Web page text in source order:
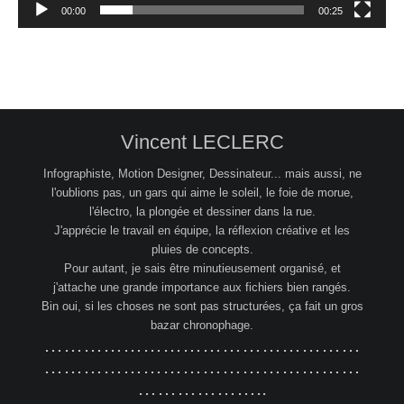
00:00 00:25
Vincent LECLERC
Infographiste, Motion Designer, Dessinateur... mais aussi, ne
l'oublions pas, un gars qui aime le soleil, le foie de morue,
l'électro, la plongée et dessiner dans la rue.
J'apprécie le travail en équipe, la réflexion créative et les
pluies de concepts.
Pour autant, je sais être minutieusement organisé, et
j'attache une grande importance aux fichiers bien rangés.
Bin oui, si les choses ne sont pas structurées, ça fait un gros
bazar chronophage.
…………………………………………
…………………………………………
………………..